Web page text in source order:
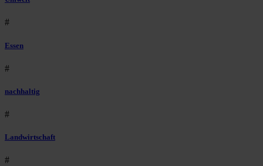
#
Essen
#
nachhaltig
#
Landwirtschaft
#